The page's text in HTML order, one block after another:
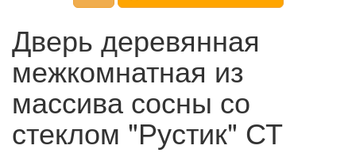
Дверь деревянная
межкомнатная из
массива сосны со
стеклом "Рустик" СТ